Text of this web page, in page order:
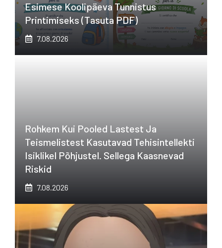
Esimese Koolipäeva Tunnistus
Printimiseks (tasuta PDF)
7.08.2026
Rohkem Kui Pooled Lastest Ja
Teismelistest Kasutavad Tehisintellekti
Isiklikel Põhjustel. Sellega Kaasnevad
Riskid
7.08.2026